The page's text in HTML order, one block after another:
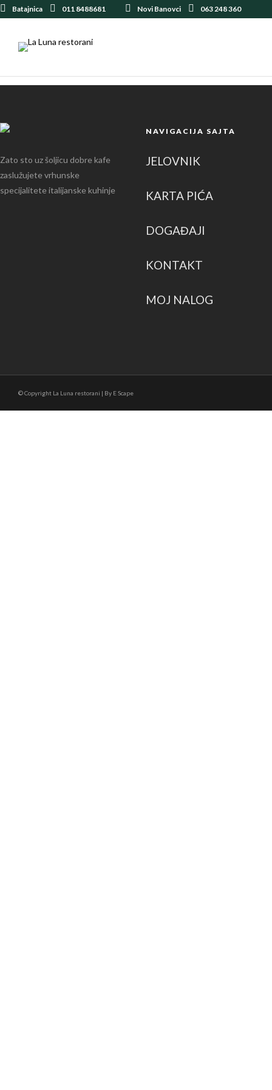
Batajnica 011 8488681 Novi Banovci 063 248 360
Zato sto uz šoljicu dobre kafe
zaslužujete vrhunske
specijalitete italijanske kuhinje
NAVIGACIJA SAJTA
JELOVNIK
KARTA PIĆA
DOGAĐAJI
KONTAKT
MOJ NALOG
© Copyright La Luna restorani | By E Scape